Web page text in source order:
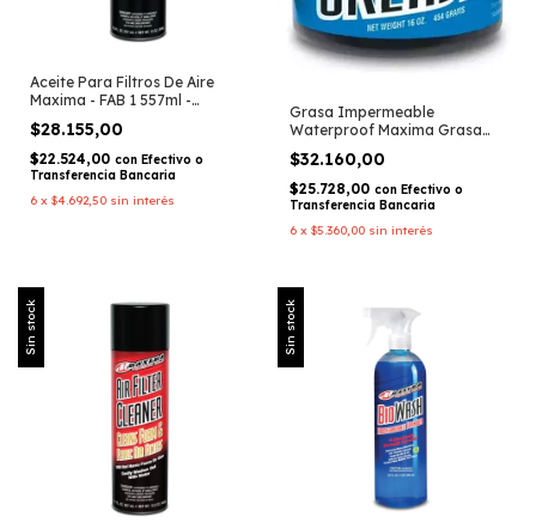
Aceite Para Filtros De Aire
Maxima - FAB 1 557ml -
Maxima Racing Oils
$28.155,00
$22.524,00 con Efectivo o
Transferencia Bancaria
6 x $4.692,50 sin interés
Grasa Impermeable
Waterproof Maxima Grasa
Oils
$32.160,00
$25.728,00 con Efectivo o
Transferencia Bancaria
6 x $5.360,00 sin interés
Sin stock Sin stock